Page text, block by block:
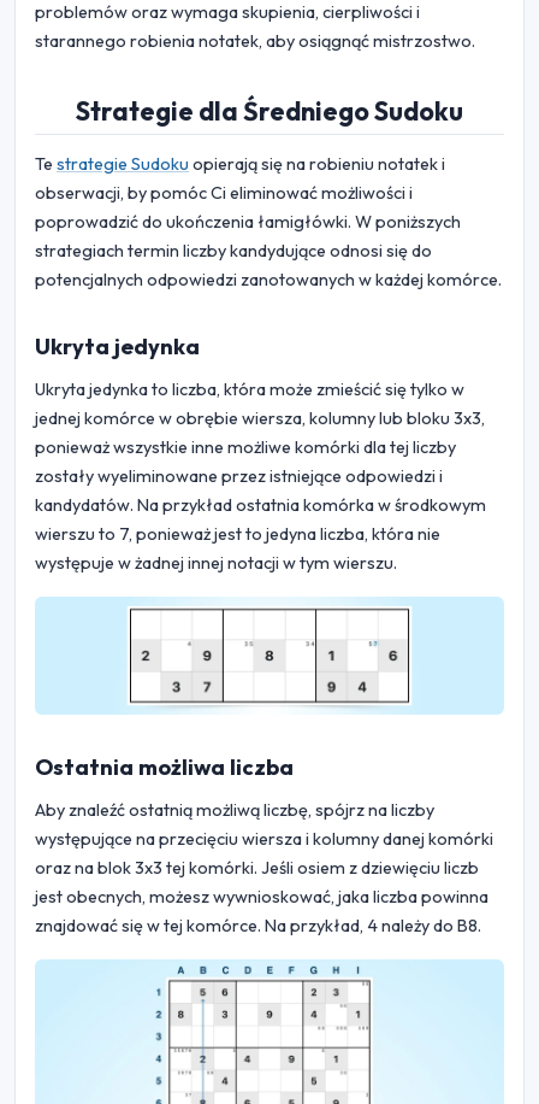
problemów oraz wymaga skupienia, cierpliwości i
starannego robienia notatek, aby osiągnąć mistrzostwo.
Strategie dla Średniego Sudoku
Te strategie Sudoku opierają się na robieniu notatek i
obserwacji, by pomóc Ci eliminować możliwości i
poprowadzić do ukończenia łamigłówki. W poniższych
strategiach termin liczby kandydujące odnosi się do
potencjalnych odpowiedzi zanotowanych w każdej komórce.
Ukryta jedynka
Ukryta jedynka to liczba, która może zmieścić się tylko w
jednej komórce w obrębie wiersza, kolumny lub bloku 3x3,
ponieważ wszystkie inne możliwe komórki dla tej liczby
zostały wyeliminowane przez istniejące odpowiedzi i
kandydatów. Na przykład ostatnia komórka w środkowym
wierszu to 7, ponieważ jest to jedyna liczba, która nie
występuje w żadnej innej notacji w tym wierszu.
Ostatnia możliwa liczba
Aby znaleźć ostatnią możliwą liczbę, spójrz na liczby
występujące na przecięciu wiersza i kolumny danej komórki
oraz na blok 3x3 tej komórki. Jeśli osiem z dziewięciu liczb
jest obecnych, możesz wywnioskować, jaka liczba powinna
znajdować się w tej komórce. Na przykład, 4 należy do B8.